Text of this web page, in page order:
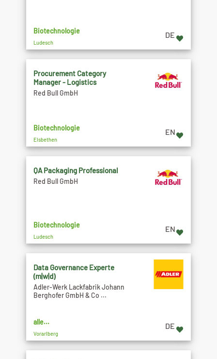
Biotechnologie
Ludesch
DE
Procurement Category
Manager - Logistics
Red Bull GmbH
Biotechnologie
Elsbethen
EN
QA Packaging Professional
Red Bull GmbH
Biotechnologie
Ludesch
EN
Data Governance Experte
(m|w|d)
Adler-Werk Lackfabrik Johann
Berghofer GmbH & Co ...
alle...
Vorarlberg
DE